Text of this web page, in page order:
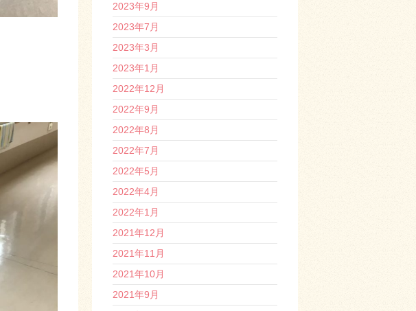
2023年9月
2023年7月
2023年3月
2023年1月
2022年12月
2022年9月
2022年8月
2022年7月
2022年5月
2022年4月
2022年1月
2021年12月
2021年11月
2021年10月
2021年9月